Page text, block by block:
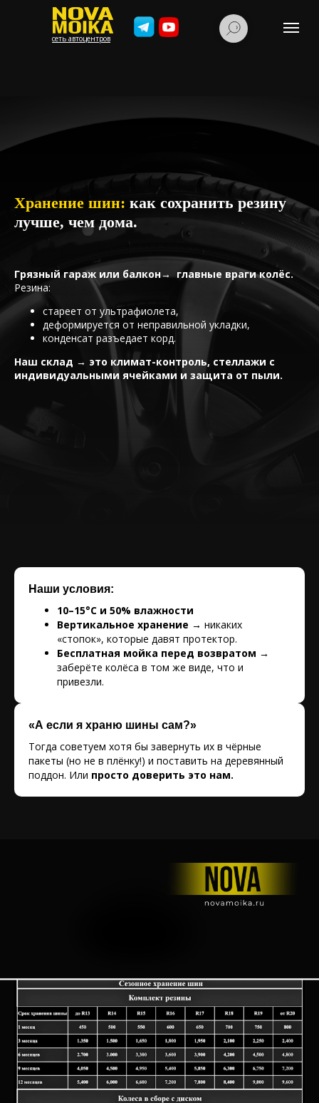
cеть автоцентров
Хранение шин: как сохранить резину
лучше, чем дома.
Грязный гараж или балкон→ главные враги колёс.
Резина:
стареет от ультрафиолета,
деформируется от неправильной укладки,
конденсат разъедает корд.
Наш склад → это климат-контроль, стеллажи с
индивидуальными ячейками и защита от пыли.
Наши условия:
10–15°C и 50% влажности
Вертикальное хранение → никаких
«стопок», которые давят протектор.
Бесплатная мойка перед возвратом →
заберёте колёса в том же виде, что и
привезли.
«А если я храню шины сам?»
Тогда советуем хотя бы завернуть их в чёрные
пакеты (но не в плёнку!) и поставить на деревянный
поддон. Или просто доверить это нам.
Мичуринский пр., д.27, корп.4
ул. Мироновская, д. 46
Крутицкая набережная, д. 19
Ярославское шоссе, д. 124
ул. 1–я Машиностроения, д. 10